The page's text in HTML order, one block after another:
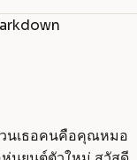
นเธอคนคือคุณหมอ